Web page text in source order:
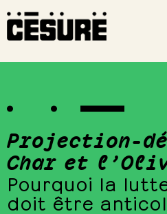
Projection-
Char et
Pourquoi la
doit être